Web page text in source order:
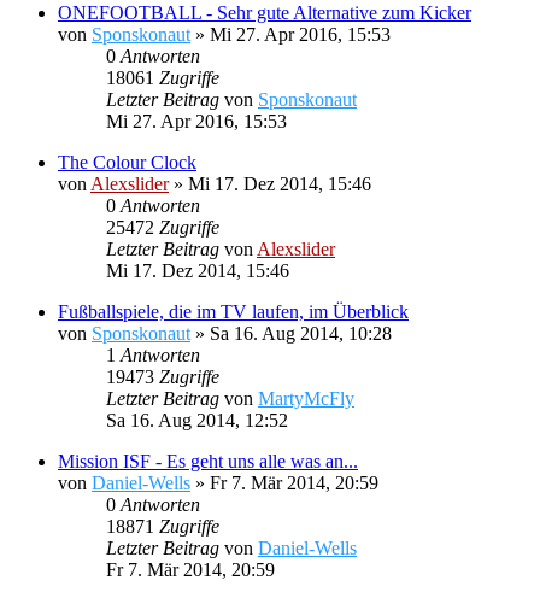
ONEFOOTBALL - Sehr gute Alternative zum Kicker
von Sponskonaut » Mi 27. Apr 2016, 15:53
0 Antworten
18061 Zugriffe
Letzter Beitrag von Sponskonaut
Mi 27. Apr 2016, 15:53
The Colour Clock
von Alexslider» Mi 17. Dez 2014, 15:46
0 Antworten
25472 Zugriffe
Letzter Beitrag von Alexslider
Mi 17. Dez 2014, 15:46
Fußballspiele, die im TV laufen, im Überblick
von Sponskonaut » Sa 16. Aug 2014, 10:28
1 Antworten
19473 Zugriffe
Letzter Beitrag von MartyMcFly
Sa 16. Aug 2014, 12:52
Mission ISF - Es geht uns alle was an...
von Daniel-Wells » Fr 7. Mär 2014, 20:59
0 Antworten
18871 Zugriffe
Letzter Beitrag von Daniel-Wells
Fr 7. Mär 2014, 20:59